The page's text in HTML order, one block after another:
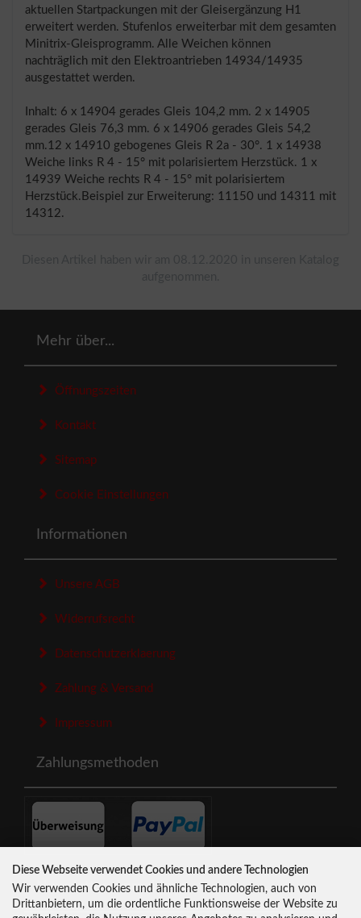
aktuellen Startpackungen mit der Gleisergänzung H1
erweitert werden. Stufenlos erweiterbar mit dem gesamten
Minitrix-Gleisprogramm. Alle Weichen können
nachträglich mit den Elektroantrieben 14934/14935
ausgestattet werden.
Inhalt: 6 x 14904 gerades Gleis 104,2 mm. 2 x 14905
gerades Gleis 76,3 mm. 6 x 14906 gerades Gleis 54,2
mm.12 x 14910 gebogenes Gleis R 2a - 30°. 1 x 14938
Weiche links R 4 - 15° mit polarisiertem Herzstück. 1 x
14939 Weiche rechts R 4 - 15° mit polarisiertem
Herzstück.Beispiel zur Erweiterung: 11150 und 14311 mit
14312.
Mehr über...
Öffnungszeiten
Kontakt
Sitemap
Cookie Einstellungen
Informationen
Unsere AGB
Widerrufsrecht
Datenschutzerklaerung
Zahlung & Versand
Impressum
Zahlungsmethoden
Newsletter-Anmeldung
Diese Webseite verwendet Cookies und andere Technologien
Wir verwenden Cookies und ähnliche Technologien, auch von
Drittanbietern, um die ordentliche Funktionsweise der Website zu